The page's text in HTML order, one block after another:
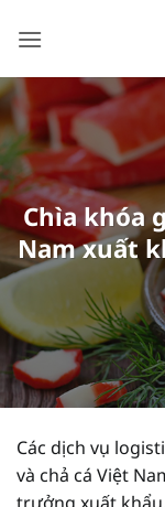
qua
dung
Chìa khóa
Nam xuất
Các dịch vụ
và chả cá Việt